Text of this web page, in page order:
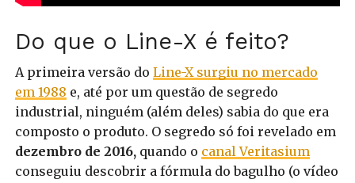
Do que o Line-X é feito?
A primeira versão do Line-X surgiu no mercado
em 1988 e, até por um questão de segredo
industrial, ninguém (além deles) sabia do que era
composto o produto. O segredo só foi revelado em
dezembro de 2016,quando o canal Veritasium
conseguiu descobrir a fórmula do bagulho (o vídeo